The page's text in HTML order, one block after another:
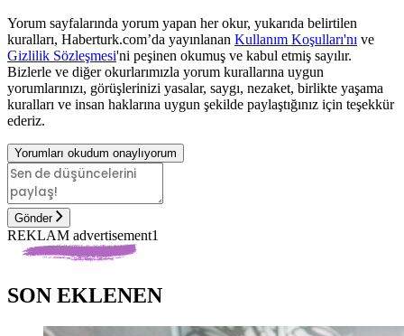
Yorum sayfalarında yorum yapan her okur, yukarıda belirtilen
kuralları, Haberturk.com’da yayınlanan Kullanım Koşulları'nı ve
Gizlilik Sözleşmesi'ni peşinen okumuş ve kabul etmiş sayılır.
Bizlerle ve diğer okurlarımızla yorum kurallarına uygun
yorumlarınızı, görüşlerinizi yasalar, saygı, nezaket, birlikte yaşama
kuralları ve insan haklarına uygun şekilde paylaştığınız için teşekkür
ederiz.
Yorumları okudum onaylıyorum
Gönder
REKLAM advertisement1
SON EKLENEN